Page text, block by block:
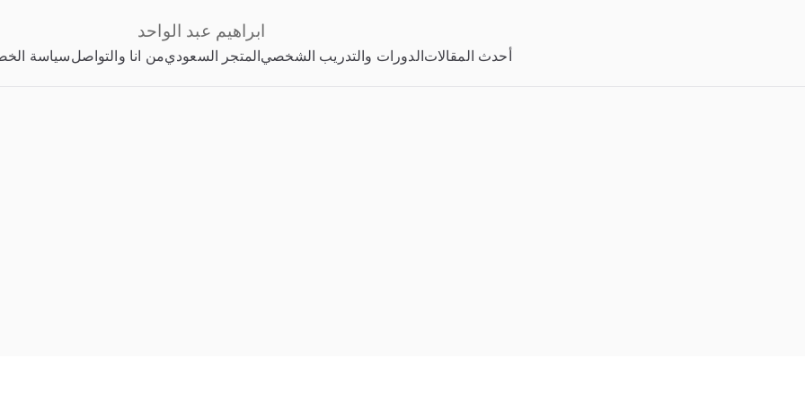
ابراهيم عبد الواحد
أحدث المقالاتالدورات والتدريب الشخصيالمتجر السعوديمن انا والتواصلسياسة